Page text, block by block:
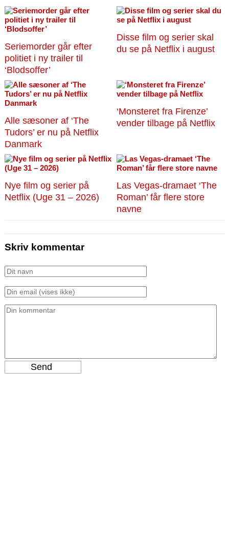
Seriemorder går efter
politiet i ny trailer til
‘Blodsoffer’
Disse film og serier skal
du se på Netflix i august
Alle sæsoner af ‘The
Tudors’ er nu på Netflix
Danmark
‘Monsteret fra Firenze’
vender tilbage på Netflix
Nye film og serier på
Netflix (Uge 31 – 2026)
Las Vegas-dramaet ‘The
Roman’ får flere store
navne
Skriv kommentar